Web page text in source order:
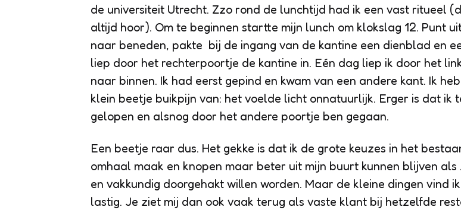
de universiteit Utrecht. Zzo rond de lunchtijd had ik een vast ritueel
altijd hoor). Om te beginnen startte mijn lunch om klokslag 12. Punt
naar beneden, pakte bij de ingang van de kantine een dienblad en
liep door het rechterpoortje de kantine in. Eén dag liep ik door het
naar binnen. Ik had eerst gepind en kwam van een andere kant. Ik
klein beetje buikpijn van: het voelde licht onnatuurlijk. Erger is dat ik
gelopen en alsnog door het andere poortje ben gegaan.
Een beetje raar dus. Het gekke is dat ik de grote keuzes in het
omhaal maak en knopen maar beter uit mijn buurt kunnen blijven
en vakkundig doorgehakt willen worden. Maar de kleine dingen vind
lastig. Je ziet mij dan ook vaak terug als vaste klant bij hetzelfde